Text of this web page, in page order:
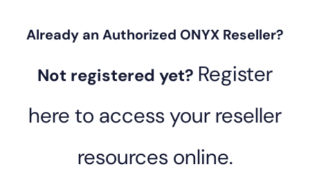
Already an Authorized ONYX Reseller?
Not registered yet? Register
here to access your reseller
resources online.